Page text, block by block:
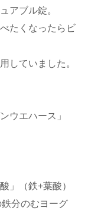
アブル錠。
たくなったらビ
していました。
ウエハース」
」（鉄+葉酸）
分のむヨーグ